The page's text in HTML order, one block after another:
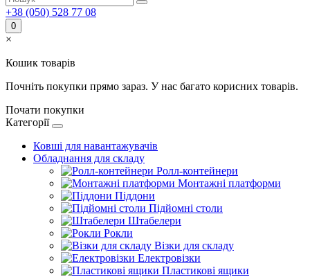
+38 (050) 528 77 08
0
×
Кошик товарів
Почніть покупки прямо зараз. У нас багато корисних товарів.
Почати покупки
Категорії
Ковші для навантажувачів
Обладнання для складу
Ролл-контейнери
Монтажні платформи
Піддони
Підйомні столи
Штабелери
Рокли
Візки для складу
Електровізки
Пластикові ящики